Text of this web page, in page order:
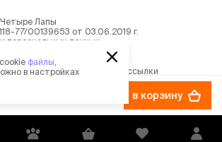
в корзину
Четыре Лапы
77/00139653 от 03.06.2019 г.
персональных данных
персональных данных
новостной и рекламной рассылки
алгоритмов
файлы
в настройках